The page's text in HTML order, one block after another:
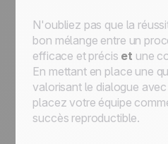
N'oubliez pas que la
bon mélange entre un
efficace et précis et une
En mettant en place une
valorisant le dialogue
placez votre équipe
succès reproductible.